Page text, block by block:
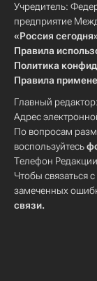
Учредитель:
предприятие
«Россия
Правила
Политика
Правила
Главный редактор:
Адрес
По вопросам
воспользуйтесь
Телефон
Чтобы связаться
замеченных
связи.